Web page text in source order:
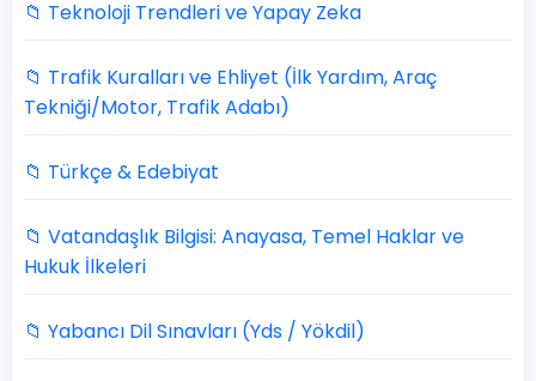
📁 Teknoloji Trendleri ve Yapay Zeka
📁 Trafik Kuralları ve Ehliyet (İlk Yardım, Araç
Tekniği/Motor, Trafik Adabı)
📁 Türkçe & Edebiyat
📁 Vatandaşlık Bilgisi: Anayasa, Temel Haklar ve
Hukuk İlkeleri
📁 Yabancı Dil Sınavları (Yds / Yökdil)